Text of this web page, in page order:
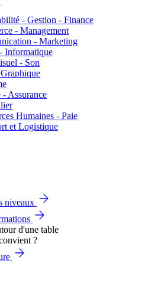
- Gestion - Finance
- Management
- Marketing
Informatique
- Son
- Assurance
Humaines - Paie
et Logistique
niveaux
?